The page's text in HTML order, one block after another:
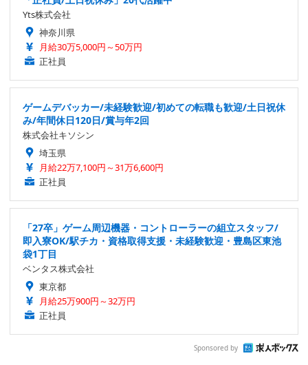
Yts株式会社
神奈川県
月給30万5,000円～50万円
正社員
ゲームデバッカー/未経験歓迎/初めての転職も歓迎/土日祝休
み/年間休日120日/賞与年2回
株式会社キソシン
埼玉県
月給22万7,100円～31万6,600円
正社員
「27卒」ゲーム周辺機器・コントローラーの組立スタッフ/
即入寮OK/駅チカ・資格取得支援・未経験歓迎・豊島区東池
袋1丁目
ベンタス株式会社
東京都
月給25万900円～32万円
正社員
Sponsored by